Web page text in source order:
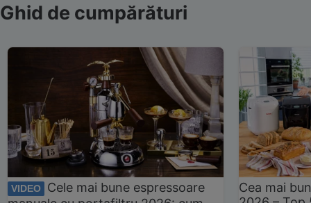
Ghid de cumpărături
VIDEO
Cele mai bune espressoare
Cea mai